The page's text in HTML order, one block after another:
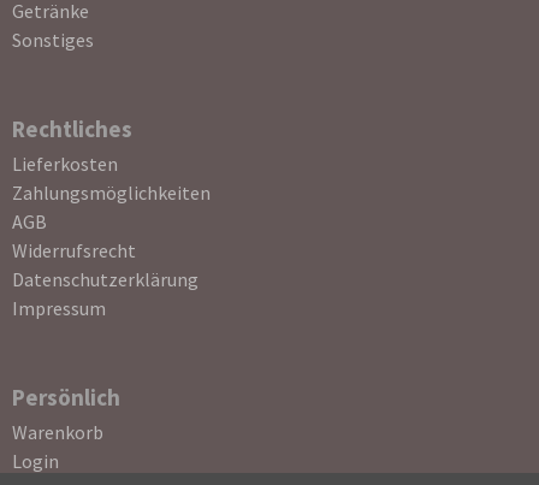
Getränke
Sonstiges
Rechtliches
Navigation
überspringen
Lieferkosten
Zahlungsmöglichkeiten
AGB
Widerrufsrecht
Datenschutzerklärung
Impressum
Persönlich
Navigation
überspringen
Warenkorb
Login